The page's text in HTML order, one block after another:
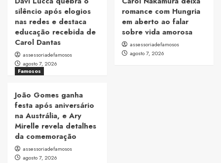
silêncio após elogios
nas redes e destaca
educação recebida de
Carol Dantas
assessoriadefamosos
agosto 7, 2026
romance com Hungria
em aberto ao falar
sobre vida amorosa
assessoriadefamosos
agosto 7, 2026
Famosos
João Gomes ganha
festa após aniversário
na Austrália, e Ary
Mirelle revela detalhes
da comemoração
assessoriadefamosos
agosto 7, 2026